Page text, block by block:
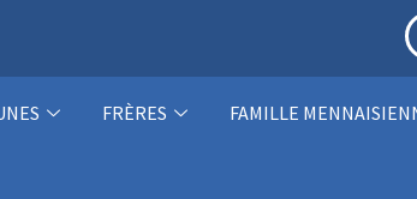
FRÈRES
FAMILLE